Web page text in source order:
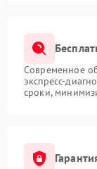
Современное
экспресс-
сроки,